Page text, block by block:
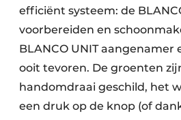
efficiënt systeem: de
voorbereiden en
BLANCO UNIT aangenamer
ooit tevoren. De groenten
handomdraai geschild, het
een druk op de knop (of